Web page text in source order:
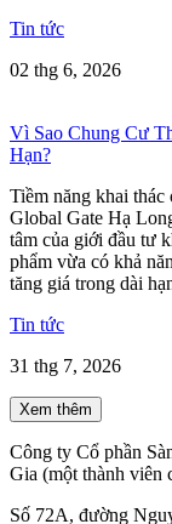
Tin tức
02 thg 6, 2026
Vì Sao Chung Cư
Hạn?
Tiềm năng khai
Global Gate Hạ
tâm của giới đầu tư
phẩm vừa có khả
tăng giá trong dài
Tin tức
31 thg 7, 2026
Xem thêm
Công ty Cổ phần
Gia (một thành viên
Số 72A, đường